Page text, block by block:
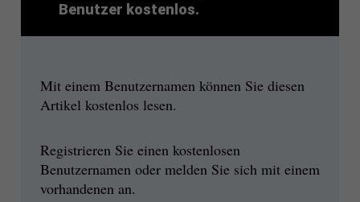
Benutzer kostenlos.
Mit einem Benutzernamen können Sie diesen
Artikel kostenlos lesen.
Registrieren Sie einen kostenlosen
Benutzernamen oder melden Sie sich mit einem
vorhandenen an.